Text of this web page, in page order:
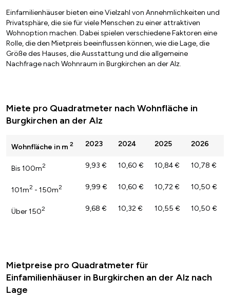
Einfamilienhäuser bieten eine Vielzahl von Annehmlichkeiten und
Privatsphäre, die sie für viele Menschen zu einer attraktiven
Wohnoption machen. Dabei spielen verschiedene Faktoren eine
Rolle, die den Mietpreis beeinflussen können, wie die Lage, die
Größe des Hauses, die Ausstattung und die allgemeine
Nachfrage nach Wohnraum in Burgkirchen an der Alz.
Miete pro Quadratmeter nach Wohnfläche in
Burgkirchen an der Alz
Wohnfläche in m 2 2023 2024 2025 2026
Bis 100m2 9,93 € 10,60 € 10,84 € 10,78 €
101m2 - 150m2 9,99 € 10,60 € 10,72 € 10,50 €
Über 1502 9,68 € 10,32 € 10,55 € 10,50 €
Mietpreise pro Quadratmeter für
Einfamilienhäuser in Burgkirchen an der Alz nach
Lage